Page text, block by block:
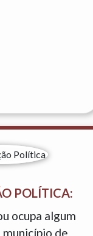
POLÍTICA:
ocupa algum
município de